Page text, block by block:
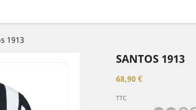
1913
SANTOS 1913
68,90 €
TTC